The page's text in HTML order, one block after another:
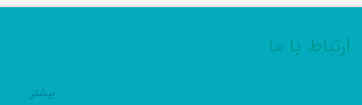
ارتباط با ما
بيشتر